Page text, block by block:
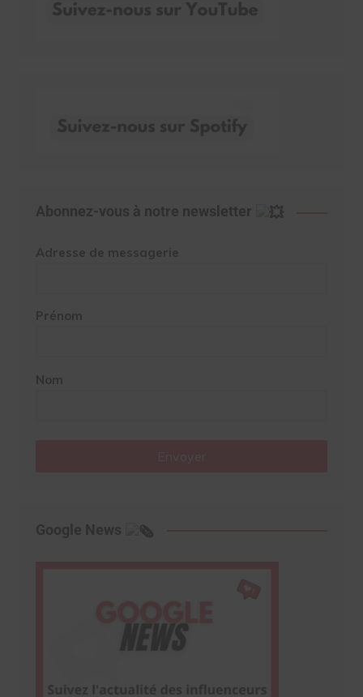
Abonnez-vous à notre newsletter
Adresse de messagerie
Prénom
Nom
Google News